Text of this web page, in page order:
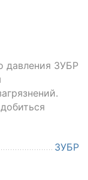
давления ЗУБР
ЗУБР